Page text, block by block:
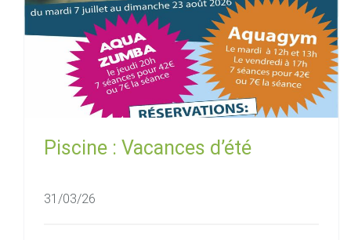
Piscine : Vacances d’été
31/03/26